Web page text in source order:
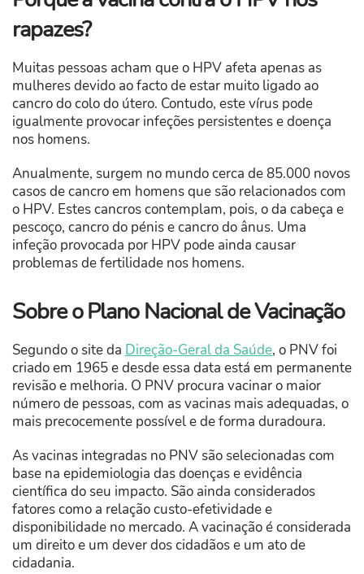
rapazes?
Muitas pessoas acham que o HPV afeta apenas as
mulheres devido ao facto de estar muito ligado ao
cancro do colo do útero. Contudo, este vírus pode
igualmente provocar infeções persistentes e doença
nos homens.
Anualmente, surgem no mundo cerca de 85.000 novos
casos de cancro em homens que são relacionados com
o HPV. Estes cancros contemplam, pois, o da cabeça e
pescoço, cancro do pénis e cancro do ânus. Uma
infeção provocada por HPV pode ainda causar
problemas de fertilidade nos homens.
Sobre o Plano Nacional de Vacinação
Segundo o site da Direção-Geral da Saúde, o PNV foi
criado em 1965 e desde essa data está em permanente
revisão e melhoria. O PNV procura vacinar o maior
número de pessoas, com as vacinas mais adequadas, o
mais precocemente possível e de forma duradoura.
As vacinas integradas no PNV são selecionadas com
base na epidemiologia das doenças e evidência
científica do seu impacto. São ainda considerados
fatores como a relação custo-efetividade e
disponibilidade no mercado. A vacinação é considerada
um direito e um dever dos cidadãos e um ato de
cidadania.